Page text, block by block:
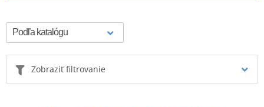
Zobraziť filtrovanie